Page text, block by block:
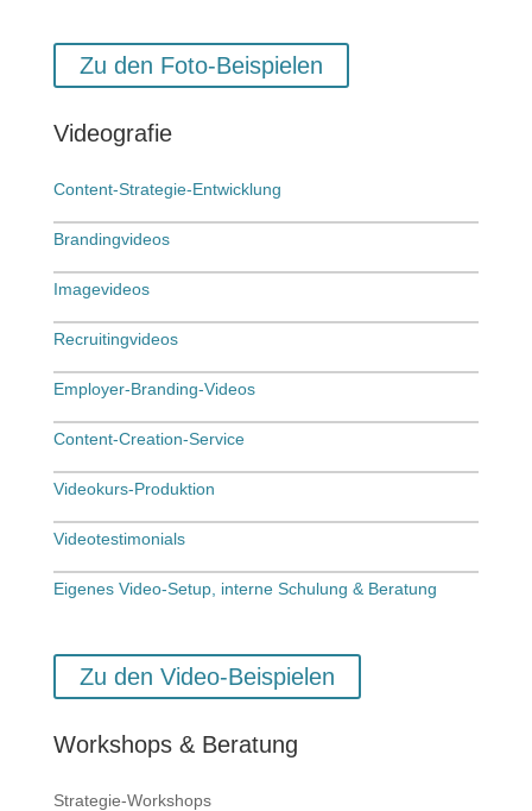
Zu den Foto-Beispielen
Videografie
Content-Strategie-Entwicklung
Brandingvideos
Imagevideos
Recruitingvideos
Employer-Branding-Videos
Content-Creation-Service
Videokurs-Produktion
Videotestimonials
Eigenes Video-Setup, interne Schulung & Beratung
Zu den Video-Beispielen
Workshops & Beratung
Strategie-Workshops